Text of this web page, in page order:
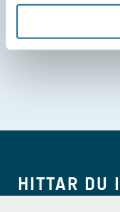
HITTAR DU